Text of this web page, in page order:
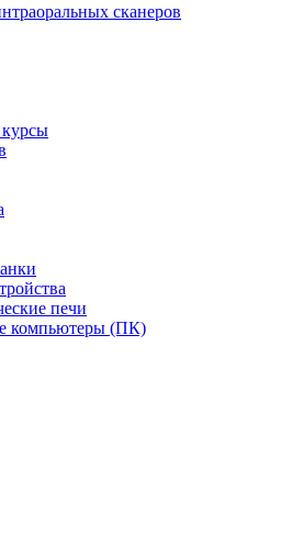
сканеров
печи
компьютеры (ПК)